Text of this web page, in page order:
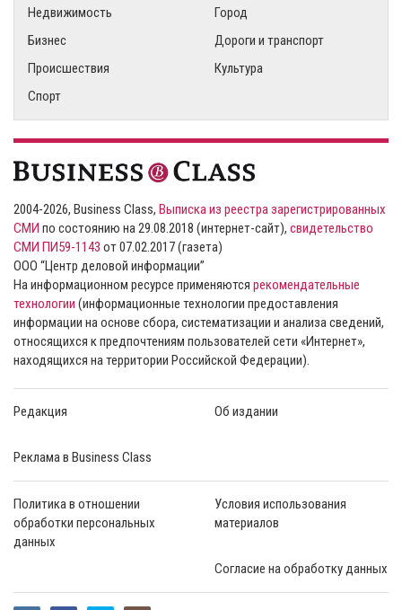
Недвижимость
Город
Бизнес
Дороги и транспорт
Происшествия
Культура
Спорт
2004-2026, Business Class, Выписка из реестра зарегистрированных
СМИ по состоянию на 29.08.2018 (интернет-сайт), свидетельство
СМИ ПИ59-1143 от 07.02.2017 (газета)
ООО “Центр деловой информации”
На информационном ресурсе применяются рекомендательные
технологии (информационные технологии предоставления
информации на основе сбора, систематизации и анализа сведений,
относящихся к предпочтениям пользователей сети «Интернет»,
находящихся на территории Российской Федерации).
Редакция Об издании
Реклама в Business Class
Политика в отношении
обработки персональных
данных
Условия использования
материалов
Согласие на обработку данных